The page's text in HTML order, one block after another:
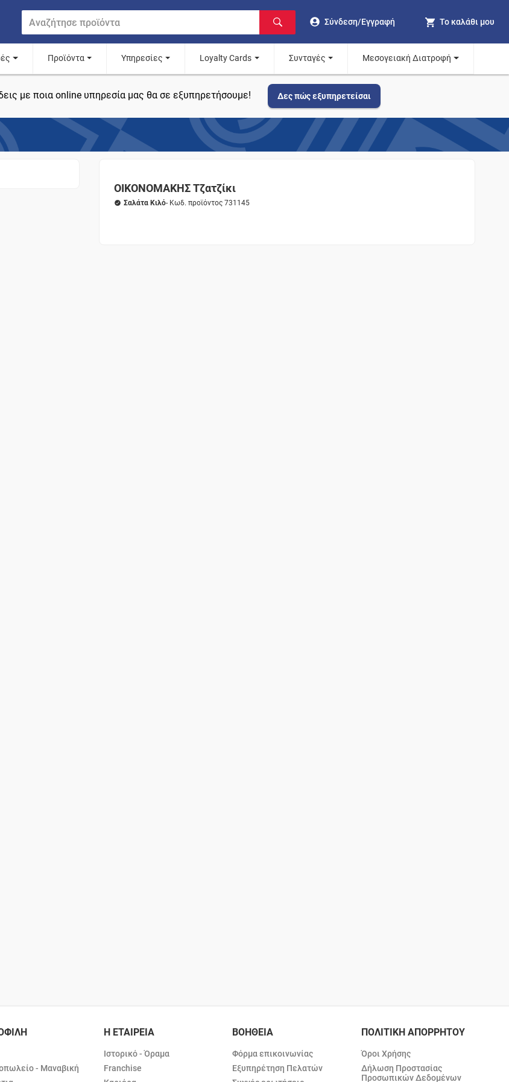
Σύνδεση/Εγγραφή Το καλάθι μου
Προϊόντα Υπηρεσίες Loyalty Cards Συνταγές Μεσογειακή Διατροφή
με ποια online υπηρεσία μας θα σε εξυπηρετήσουμε! Δες πώς εξυπηρετείσαι
ΟΙΚΟΝΟΜΑΚΗΣ Τζατζίκι
Σαλάτα Κιλό- Κωδ. προϊόντος 731145
- Μαναβική
Η ΕΤΑΙΡΕΙΑ
Ιστορικό - Όραμα
Franchise
ΒΟΗΘΕΙΑ
Φόρμα επικοινωνίας
Εξυπηρέτηση Πελατών
ΠΟΛΙΤΙΚΗ ΑΠΟΡΡΗΤΟΥ
Όροι Χρήσης
Δήλωση Προστασίας
Προσωπικών Δεδομένων